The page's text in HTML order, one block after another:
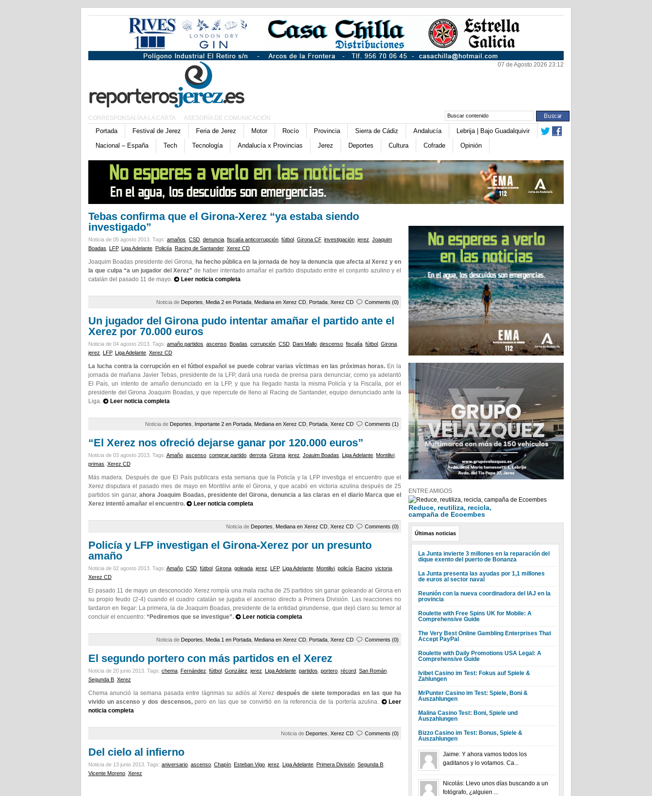
07 de Agosto 2026 23:12
CORRESPONSALÍA A LA CARTA ASESORÍA DE COMUNICACIÓN
Portada Festival de Jerez Feria de Jerez Motor Rocío Provincia Sierra de Cádiz Andalucía
Lebrija | Bajo Guadalquivir
Nacional – España
Tech Tecnología Andalucía x Provincias Jerez Deportes Cultura Cofrade Opinión
Tebas confirma que el Girona-Xerez “ya estaba siendo
investigado”
Noticia de 05 agosto 2013. Tags: amaños CSD denuncia fiscalía anticorrupción fútbol Girona CF, investigación jerez Joaquim
Boadas LFP, Liga Adelante Policiía Racing de Santander, Xerez CD
Joaquim Boadas presidente del Girona, ha hecho pública en la jornada de hoy la denuncia que afecta al Xerez y en
la que culpa “a un jugador del Xerez” de haber intentado amañar el partido disputado entre el conjunto azulino y el
catalán del pasado 11 de mayo.
Leer noticia completa
Noticia de Deportes Media 2 en Portada Mediana en Xerez CD Portada Xerez CD Comments (0)
Un jugador del Girona pudo intentar amañar el partido ante el
Xerez por 70.000 euros
Noticia de 04 agosto 2013. Tags: amaño partidos ascenso Boadas corrupción CSD Dani Mallo descenso fiscalía fútbol Girona
jerez LFP, Liga Adelante Xerez CD
La lucha contra la corrupción en el fútbol español se puede cobrar varias víctimas en las próximas horas. En la
jornada de mañana Javier Tebas, presidente de la LFP, dará una rueda de prensa para denunciar, como ya adelantó
El País, un intento de amaño denunciado en la LFP, y que ha llegado hasta la misma Policía y la Fiscalía, por el
presidente del Girona Joaquim Boadas, y que repercute de lleno al Racing de Santander, equipo denunciado ante la
Liga.
Leer noticia completa
Noticia de Deportes Importante 2 en Portada Mediana en Xerez CD Portada Xerez CD Comments (1)
“El Xerez nos ofreció dejarse ganar por 120.000 euros”
Noticia de 03 agosto 2013. Tags: Amaño ascenso comprar partido derrota Girona jerez Joauim Boadas Liga Adelante Montilivi
primas Xerez CD
Más madera. Después de que El País publicara esta semana que la Policía y la LFP investiga el encuentro que el
Xerez disputara el pasado mes de mayo en Montilivi ante el Girona, y que acabó en victoria azulina después de 25
partidos sin ganar,ahora Joaquim Boadas, presidente del Girona, denuncia a las claras en el diario Marca que el
Xerez intentó amañar el encuentro.
Leer noticia completa
Noticia de Deportes Mediana en Xerez CD Xerez CD Comments (0)
Policía y LFP investigan el Girona-Xerez por un presunto
amaño
Noticia de 02 agosto 2013. Tags: Amaño CSD fútbol Girona goleada jerez LFP, Liga Adelante Montilivi policía Racing victoria
Xerez CD
El pasado 11 de mayo un desconocido Xerez rompía una mala racha de 25 partidos sin ganar goleando al Girona en
su propio feudo (2-4) cuando el cuadro catalán se jugaba el ascenso directo a Primera División. Las reacciones no
tardaron en llegar: La primera, la de Joaquim Boadas, presidente de la entidad girundense, que dejó claro su temor al
concluir el encuentro: “Pediremos que se investigue”. Leer noticia completa
Noticia de Deportes Media 1 en Portada Mediana en Xerez CD Portada Xerez CD Comments (0)
El segundo portero con más partidos en el Xerez
Noticia de 20 junio 2013. Tags: chema Fernández fútbol González jerez Liga Adelante partidos portero récord San Román
Segunda B Xerez
Chema anunció la semana pasada entre lágrimas su adiós al Xerez después de siete temporadas en las que ha
vivido un ascenso y dos descensos,pero en las que se convirtió en la referencia de la portería azulina.
Leer
noticia completa
Noticia de Deportes Xerez CD Comments (0)
Del cielo al infierno
Noticia de 13 junio 2013. Tags: aniversario ascenso Chapín Esteban Vigo jerez Liga Adelante Primera División Segunda B
Vicente Moreno Xerez
ENTRE AMIGOS
Reduce, reutiliza, recicla,
campaña de Ecoembes
Últimas noticias
La Junta invierte 3 millones en la reparación del
dique exento del puerto de Bonanza
La Junta presenta las ayudas por 1,1 millones
de euros al sector naval
Reunión con la nueva coordinadora del IAJ en la
provincia
Roulette with Free Spins UK for Mobile: A
Comprehensive Guide
The Very Best Online Gambling Enterprises That
Accept PayPal
Roulette with Daily Promotions USA Legal: A
Comprehensive Guide
Ivibet Casino im Test: Fokus auf Spiele &
Zahlungen
MrPunter Casino im Test: Spiele, Boni &
Auszahlungen
Malina Casino Test: Boni, Spiele und
Auszahlungen
Bizzo Casino im Test: Bonus, Spiele &
Auszahlungen
Jaime: Y ahora vamos todos los
gaditanos y lo votamos. Ca...
Nicolás: Llevo unos días buscando a un
fotógrafo, ¿alguien ...